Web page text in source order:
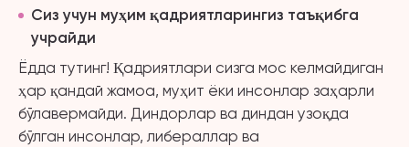
Сиз учун муҳим қадриятларингиз таъқибга
учрайди
Ёдда тутинг! Қадриятлари сизга мос келмайдиган
ҳар қандай жамоа, муҳит ёки инсонлар заҳарли
бўлавермайди. Диндорлар ва диндан узоқда
бўлган инсонлар, либераллар ва